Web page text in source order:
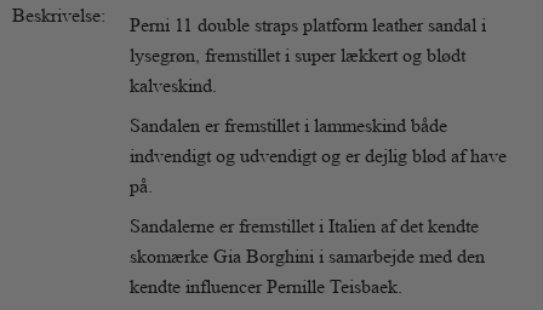
Beskrivelse:
Perni 11 double straps platform leather sandal i
lysegrøn, fremstillet i super lækkert og blødt
kalveskind.
Sandalen er fremstillet i lammeskind både
indvendigt og udvendigt og er dejlig blød af have
på.
Sandalerne er fremstillet i Italien af det kendte
skomærke Gia Borghini i samarbejde med den
kendte influencer Pernille Teisbaek.